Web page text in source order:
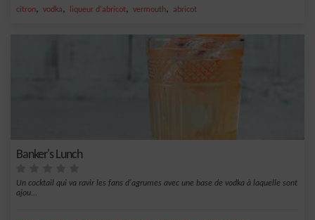
citron, vodka, liqueur d'abricot, vermouth, abricot
Banker's Lunch
Un cocktail qui va ravir les fans d'agrumes avec une base de vodka à laquelle sont
ajou...